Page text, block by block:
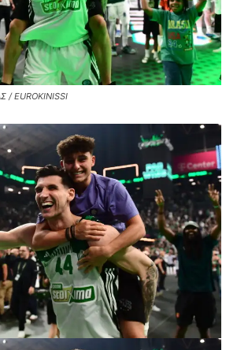
EUROKINISSI